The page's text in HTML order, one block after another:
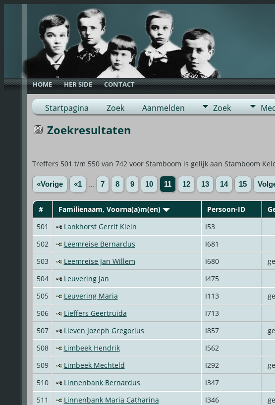
HOME HER SIDE CONTACT
Startpagina Zoek Aanmelden Zoek
Zoekresultaten
Treffers 501 t/m 550 van 742 voor Stamboom is gelijk aan Stamboom
«Vorige «1 7 8 9 10 11 12 13 14 15
# Familienaam, Voorna(a)m(en) Persoon-ID
501
Lankhorst Gerrit Klein I53
502
Leemreise Bernardus I681
503
Leemreise Jan Willem I680
504
Leuvering Jan I475
505
Leuvering Maria I113
506
Lieffers Geertruida I713
507
Lieven Jozeph Gregorius I857
508
Limbeek Hendrik I562
509
Limbeek Mechteld I292
510
Linnenbank Bernardus I347
511
Linnenbank Maria Catharina I346